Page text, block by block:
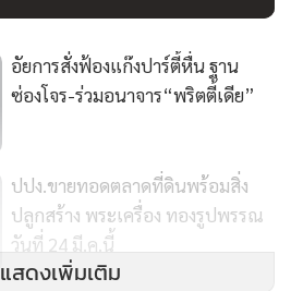
อัยการสั่งฟ้องแก๊งปาร์ตี้หื่น ฐาน
ซ่องโจร-ร่วมอนาจาร“พริตตี้เดีย”
ปปง.ขายทอดตลาดที่ดินพร้อมสิ่ง
ปลูกสร้าง พระเครื่อง ทองรูปพรรณ
วันที่ 24 มี.ค.นี้
แสดงเพิ่มเติม